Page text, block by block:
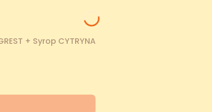
+ Syrop CYTRYNA